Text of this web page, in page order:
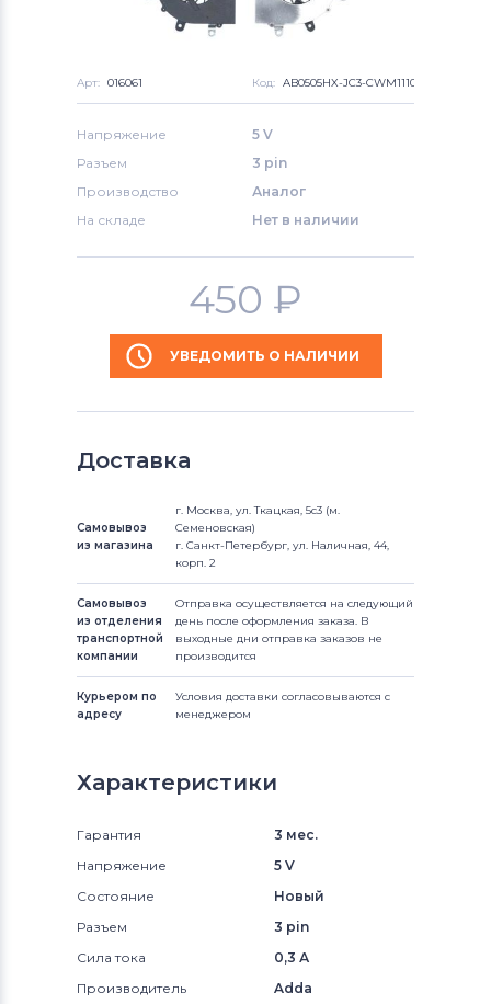
Арт: 016061 Код: AB0505HX-JC3-CWM1110
Напряжение
5 V
Разъем
3 pin
Производство
Аналог
На складе
Нет в наличии
450 ₽
УВЕДОМИТЬ О НАЛИЧИИ
Доставка
Самовывоз
из магазина
г. Москва, ул. Ткацкая, 5с3 (м.
Семеновская)
г. Санкт-Петербург, ул. Наличная, 44,
корп. 2
Самовывоз
из отделения
транспортной
компании
Отправка осуществляется на следующий
день после оформления заказа. В
выходные дни отправка заказов не
производится
Курьером по
адресу
Условия доставки согласовываются с
менеджером
Характеристики
Гарантия
3 мес.
Напряжение
5 V
Состояние
Новый
Разъем
3 pin
Сила тока
0,3 А
Производитель
Adda